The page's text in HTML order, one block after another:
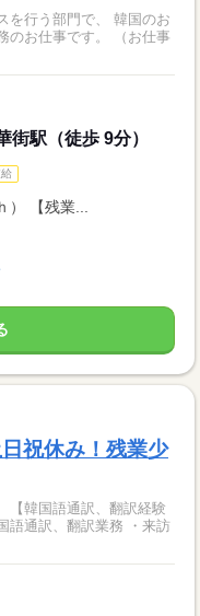
を行う部門で、 韓国のお
事です。 （お仕事
駅（徒歩 9分）
【残業...
祝休み！残業少
【韓国語通訳、翻訳経験